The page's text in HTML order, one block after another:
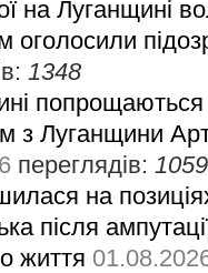
на Луганщині
оголосили
1348
попрощаються
з Луганщини
переглядів: 1059
на
після
життя